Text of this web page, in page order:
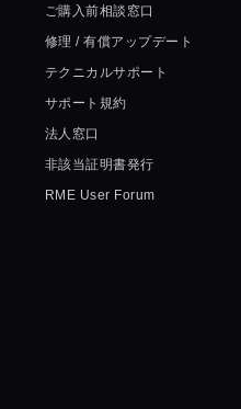
ご購入前相談窓口
修理 / 有償アップデート
テクニカルサポート
サポート規約
法人窓口
非該当証明書発行
RME User Forum